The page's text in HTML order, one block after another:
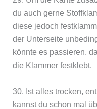
du auch gerne
diese jedoch
der Unterseite
könnte es passieren,
die Klammer festklebt.
30. Ist alles trocken,
kannst du schon mal